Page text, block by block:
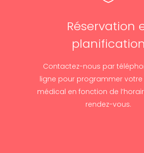
Réservation
planification
Contactez-nous par
ligne pour programmer
médical en fonction de
rendez-vous.